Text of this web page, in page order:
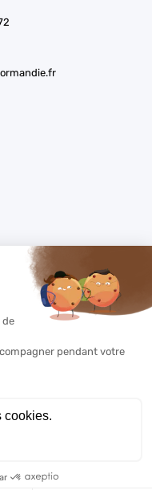
À noter
droits réservés -